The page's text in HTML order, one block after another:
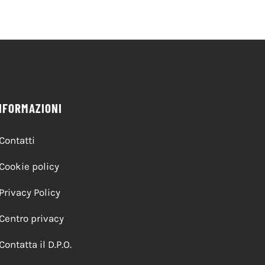
policy
Privacy Policy
privacy
il D.P.O.